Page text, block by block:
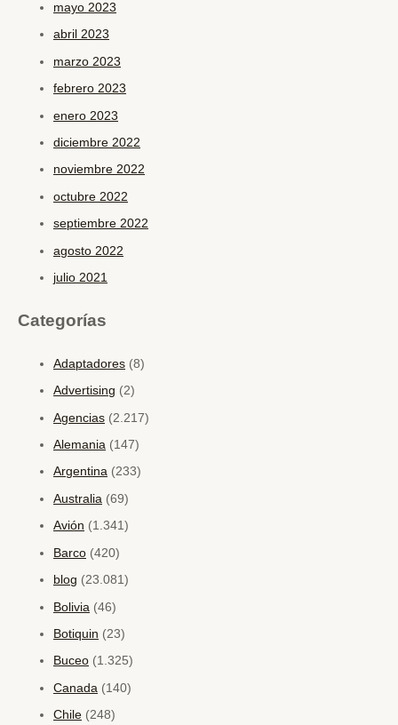
mayo 2023
abril 2023
marzo 2023
febrero 2023
enero 2023
diciembre 2022
noviembre 2022
octubre 2022
septiembre 2022
agosto 2022
julio 2021
Categorías
Adaptadores (8)
Advertising (2)
Agencias (2.217)
Alemania (147)
Argentina (233)
Australia (69)
Avión (1.341)
Barco (420)
blog (23.081)
Bolivia (46)
Botiquin (23)
Buceo (1.325)
Canada (140)
Chile (248)